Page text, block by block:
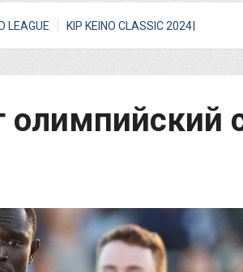
LEAGUE I
KIP KEINO CLASSIC 2024